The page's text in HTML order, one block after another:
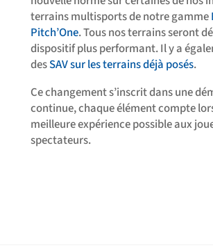
terrains multisports de notre gamme
Pitch’One. Tous nos terrains seront
dispositif plus performant. Il y a
desSAV sur les terrains déjà posés.
Ce changement s’inscrit dans une
continue, chaque élément compte
meilleure expérience possible aux
spectateurs.